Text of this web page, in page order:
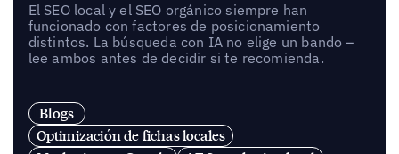
El SEO local y el SEO orgánico siempre han
funcionado con factores de posicionamiento
distintos. La búsqueda con IA no elige un bando –
lee ambos antes de decidir si te recomienda.
Blogs
Optimización de fichas locales